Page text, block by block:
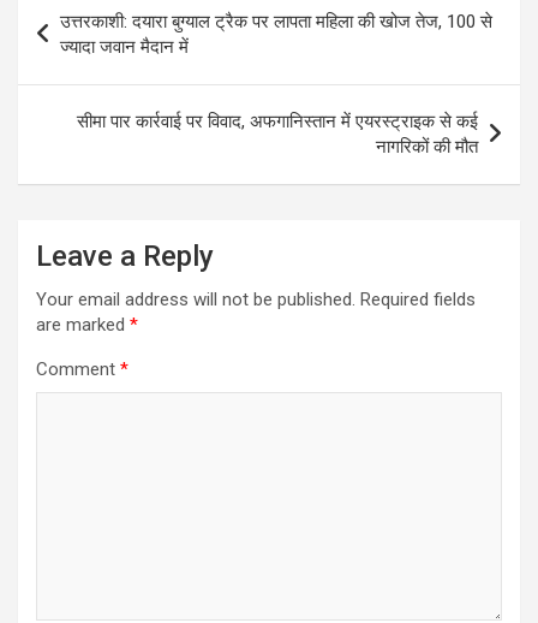
navigation
उत्तरकाशी: दयारा बुग्याल ट्रैक पर लापता महिला की खोज तेज, 100 से
ज्यादा जवान मैदान में
सीमा पार कार्रवाई पर विवाद, अफगानिस्तान में एयरस्ट्राइक से कई
नागरिकों की मौत
Leave a Reply
Your email address will not be published. Required fields
are marked *
Comment *